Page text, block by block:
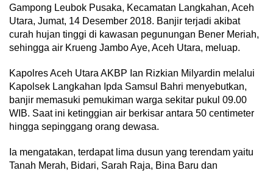
Gampong Leubok Pusaka, Kecamatan Langkahan, Aceh
Utara, Jumat, 14 Desember 2018. Banjir terjadi akibat
curah hujan tinggi di kawasan pegunungan Bener Meriah,
sehingga air Krueng Jambo Aye, Aceh Utara, meluap.
Kapolres Aceh Utara AKBP Ian Rizkian Milyardin melalui
Kapolsek Langkahan Ipda Samsul Bahri menyebutkan,
banjir memasuki pemukiman warga sekitar pukul 09.00
WIB. Saat ini ketinggian air berkisar antara 50 centimeter
hingga sepinggang orang dewasa.
Ia mengatakan, terdapat lima dusun yang terendam yaitu
Tanah Merah, Bidari, Sarah Raja, Bina Baru dan